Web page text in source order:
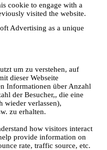
cookie to engage with a
visited the website.
Advertising as a unique
um zu verstehen, auf
dieser Webseite
Informationen über Anzahl
der Besucher,, die eine
wieder verlassen),
zu erhalten.
how visitors interact
provide information on
rate, traffic source, etc.